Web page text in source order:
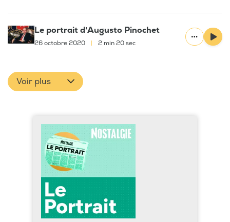
Le portrait d'Augusto Pinochet
26 octobre 2020 2 min 20 sec
Voir plus